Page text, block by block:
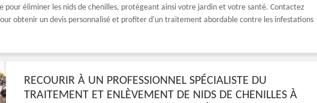
pour éliminer les nids de chenilles, protégeant ainsi votre jardin et votre santé. Contactez
obtenir un devis personnalisé et profiter d'un traitement abordable contre les infestations
RECOURIR À UN PROFESSIONNEL SPÉCIALISTE DU
TRAITEMENT ET ENLÈVEMENT DE NIDS DE CHENILLES À